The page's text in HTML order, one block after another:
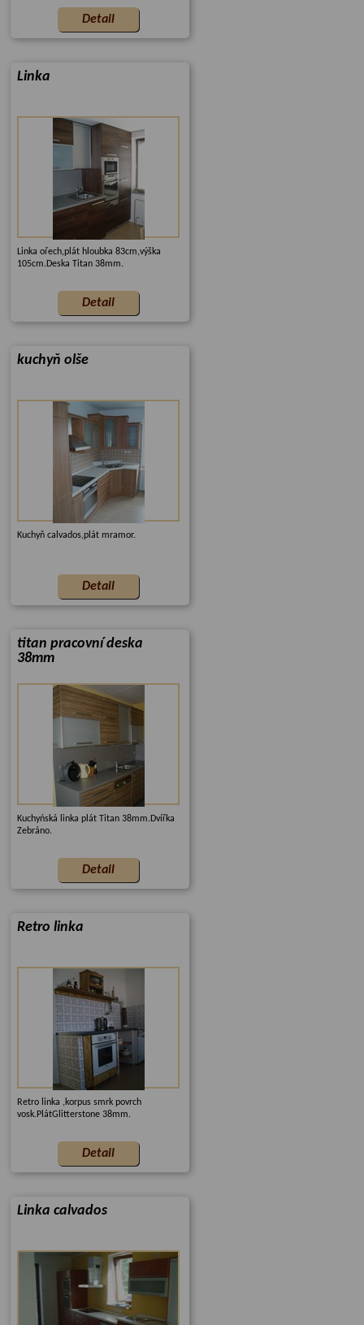
Linka
Linka ořech,plát hloubka 83cm,výška
105cm.Deska Titan 38mm.
kuchyň olše
Kuchyň calvados,plát mramor.
titan pracovní deska
38mm
Kuchyńská linka plát Titan 38mm.Dvířka
Zebráno.
Retro linka
Retro linka ,korpus smrk povrch
vosk.PlátGlitterstone 38mm.
Linka calvados